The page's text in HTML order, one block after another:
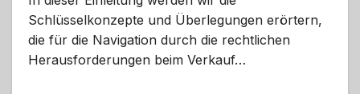
Schlüsselkonzepte und Überlegungen erörtern,
die für die Navigation durch die rechtlichen
Herausforderungen beim Verkauf…